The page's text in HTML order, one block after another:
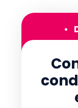
•